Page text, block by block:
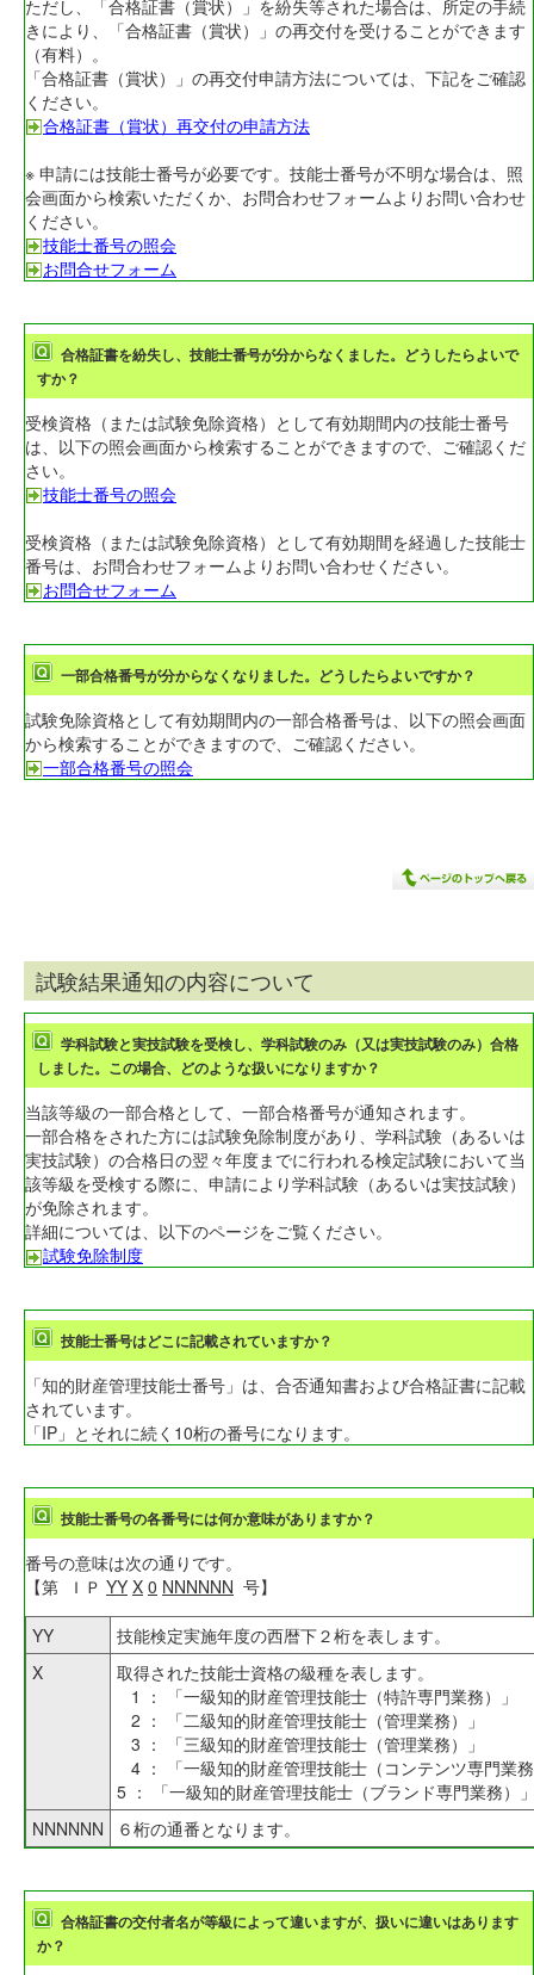
ただし、「合格証書（賞状）」を紛失等された場合は、所定の手続
きにより、「合格証書（賞状）」の再交付を受けることができます
（有料）。
「合格証書（賞状）」の再交付申請方法については、下記をご確認
ください。
合格証書（賞状）再交付の申請方法
※ 申請には技能士番号が必要です。技能士番号が不明な場合は、照
会画面から検索いただくか、お問合わせフォームよりお問い合わせ
ください。
技能士番号の照会
お問合せフォーム
合格証書を紛失し、技能士番号が分からなくました。どうしたらよいで
すか？
受検資格（または試験免除資格）として有効期間内の技能士番号
は、以下の照会画面から検索することができますので、ご確認くだ
さい。
技能士番号の照会
受検資格（または試験免除資格）として有効期間を経過した技能士
番号は、お問合わせフォームよりお問い合わせください。
お問合せフォーム
一部合格番号が分からなくなりました。どうしたらよいですか？
試験免除資格として有効期間内の一部合格番号は、以下の照会画面
から検索することができますので、ご確認ください。
一部合格番号の照会
試験結果通知の内容について
学科試験と実技試験を受検し、学科試験のみ（又は実技試験のみ）合格
しました。この場合、どのような扱いになりますか？
当該等級の一部合格として、一部合格番号が通知されます。
一部合格をされた方には試験免除制度があり、学科試験（あるいは
実技試験）の合格日の翌々年度までに行われる検定試験において当
該等級を受検する際に、申請により学科試験（あるいは実技試験）
が免除されます。
詳細については、以下のページをご覧ください。
試験免除制度
技能士番号はどこに記載されていますか？
「知的財産管理技能士番号」は、合否通知書および合格証書に記載
されています。
「IP」とそれに続く10桁の番号になります。
技能士番号の各番号には何か意味がありますか？
番号の意味は次の通りです。
【第 ＩＰ YY X 0 NNNNNN 号】
YY
技能検定実施年度の西暦下２桁を表します。
X
取得された技能士資格の級種を表します。
1 ： 「一級知的財産管理技能士（特許専門業務）」
2 ： 「二級知的財産管理技能士（管理業務）」
3 ： 「三級知的財産管理技能士（管理業務）」
4 ： 「一級知的財産管理技能士（コンテンツ専門業
5 ： 「一級知的財産管理技能士（ブランド専門業務）
NNNNNN
６桁の通番となります。
合格証書の交付者名が等級によって違いますが、扱いに違いはあります
か？